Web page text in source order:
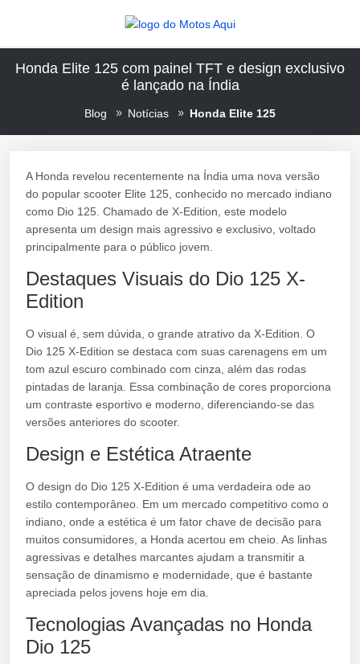
Honda Elite 125 com painel TFT e design exclusivo
é lançado na Índia
Blog Notícias Honda Elite 125
A Honda revelou recentemente na Índia uma nova versão
do popular scooter Elite 125, conhecido no mercado indiano
como Dio 125. Chamado de X-Edition, este modelo
apresenta um design mais agressivo e exclusivo, voltado
principalmente para o público jovem.
Destaques Visuais do Dio 125 X-
Edition
O visual é, sem dúvida, o grande atrativo da X-Edition. O
Dio 125 X-Edition se destaca com suas carenagens em um
tom azul escuro combinado com cinza, além das rodas
pintadas de laranja. Essa combinação de cores proporciona
um contraste esportivo e moderno, diferenciando-se das
versões anteriores do scooter.
Design e Estética Atraente
O design do Dio 125 X-Edition é uma verdadeira ode ao
estilo contemporâneo. Em um mercado competitivo como o
indiano, onde a estética é um fator chave de decisão para
muitos consumidores, a Honda acertou em cheio. As linhas
agressivas e detalhes marcantes ajudam a transmitir a
sensação de dinamismo e modernidade, que é bastante
apreciada pelos jovens hoje em dia.
Tecnologias Avançadas no Honda
Dio 125